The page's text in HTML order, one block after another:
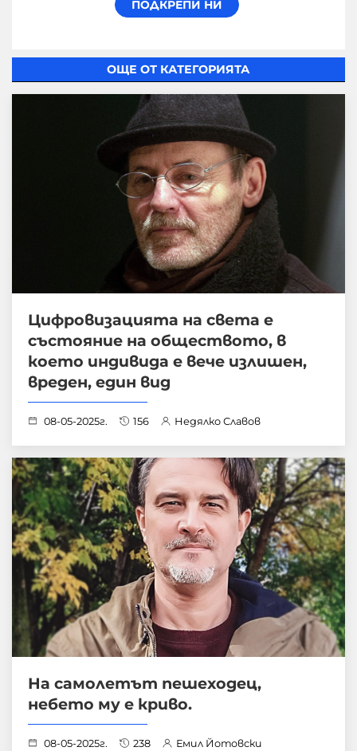
ОЩЕ ОТ КАТЕГОРИЯТА
Цифровизацията на света е
състояние на обществото, в
което индивида е вече излишен,
вреден, един вид
08-05-2025г. 156 Недялко Славов
На самолетът пешеходец,
небето му е криво.
08-05-2025г. 238 Емил Йотовски